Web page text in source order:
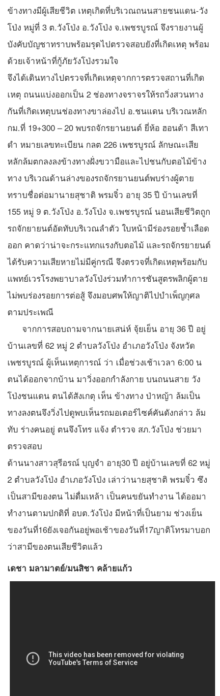
ข้างทางมีผู้เสียชีวิต เหตุเกิดที่บริเวณถนนสายชนแดน-วัง
โป่ง หมู่ที่ 3 ต.วังโป่ง อ.วังโป่ง จ.เพชรบูรณ์ จึงรายงานผู้
บังคับบัญชาทราบพร้อมรุดไปตรวจสอบยังที่เกิดเหตุ พร้อม
ด้วยเจ้าหน้าที่กู้ภัยวังโป่งรวมใจ
จึงได้เดินทางไปตรวจที่เกิดเหตุจากการตรวจสถานที่เกิด
เหตุ ถนนแบ่งออกเป็น 2 ช่องทางจราจรให้รถวิ่งสวนทาง
กันที่เกิดเหตุบนช่องทางขาล่องไป อ.ชนแดน บริเวณหลัก
กม.ที่ 19+300 – 20 พบรถจักรยานยนต์ ยี่ห้อ ฮอนด้า สีเทา
ดำ หมายเลขทะเบียน กลต 226 เพชรบูรณ์ ลักษณะเสีย
หลักล้มตกลงลงข้างทางฝั่งขวามือและไปชนกับตอไม้ข้าง
ทาง บริเวณด้านล่างของรถจักรยานยนต์พบร่างผู้ตาย
ทราบชื่อต่อมานายสุชาติ พรมจิ๋ว อายุ 35 ปี บ้านเลขที่
155 หมู่ 9 ต.วังโป่ง อ.วังโป่ง จ.เพชรบูรณ์ นอนเสียชีวิตถูก
รถจักยายนต์อัดทับบริเวณลำตัว ใบหน้ามีร่องรอยช้ำเลือด
ออก คาดว่าน่าจะกระแทกแรงกับตอไม้ และรถจักรยายนต์
ได้รับความเสียหายไม่มีคู่กรณี จึงตรวจที่เกิดเหตุพร้อมกับ
แพทย์เวรโรงพยาบาลวังโป่งร่วมทำการชันสูตรพลิกผู้ตาย
ไม่พบร่องรอยการต่อสู้ จึงมอบศพให้ญาติไปบำเพ็ญกุศล
ตามประเพณี
จากการสอบถามจากนายเสน่ห์ จุ้ยเย็น อายุ 36 ปี อยู่
บ้านเลขที่ 62 หมู่ 2 ตำบลวังโป่ง อำเภอวังโป่ง จังหวัด
เพชรบูรณ์ ผู้เห็นเหตุการณ์ ว่า เมื่อช่วงเช้าเวลา 6:00 น
ตนได้ออกจากบ้าน มาวิ่งออกกำลังกาย บนถนนสาย วัง
โป่งชนแดน ตนได้สังเกตุ เห็น ข้างทาง ป่าหญ้า ล้มเป็น
ทางลงตนจึงวิ่งไปดูพบเห็นรถมอเตอร์ไซค์คันดังกล่าว ล้ม
ทับ ร่างคนอยู่ ตนจึงโทร แจ้ง ตำรวจ สภ.วังโป่ง ช่วยมา
ตรวจสอบ
ด้านนางสาวสุรีอรณ์ บุญจำ อายุ30 ปี อยู่บ้านเลขที่ 62 หมู่
2 ตำบลวังโป่ง อำเภอวังโป่ง เล่าว่านายสุชาติ พรมจิ๋ว ซึง
เป็นสามีของตน ไม่ดื่มเหล้า เป็นคนขยันทำงาน ได้ออมา
ทำงานตามปกติที่ อบต.วังโป่ง มีหน้าที่เป็นยาม ช่วงเย็น
ของวันที่16ยังเจอกันอยู่พอเช้าของวันที่17ญาติโทรมาบอก
ว่าสามีของตนเสียชีวิตแล้ว
เดชา มลามาตย์/มนสิชา คล้ายแก้ว